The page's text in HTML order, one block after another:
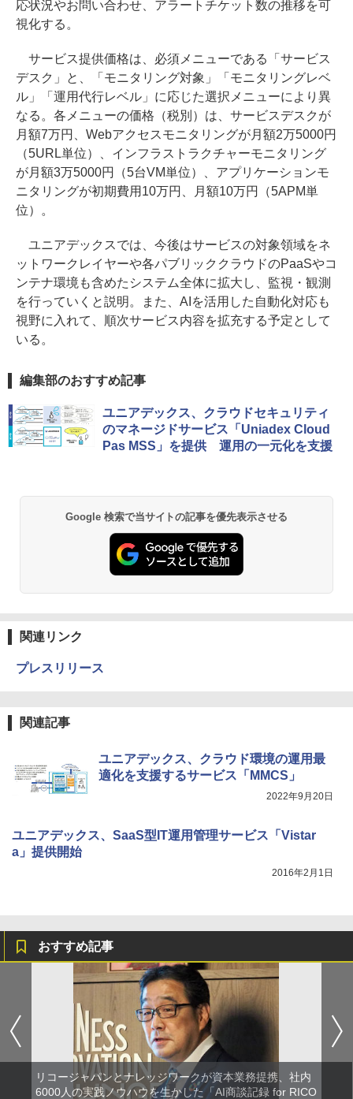
応状況やお問い合わせ、アラートチケット数の推移を可
視化する。
サービス提供価格は、必須メニューである「サービス
デスク」と、「モニタリング対象」「モニタリングレベ
ル」「運用代行レベル」に応じた選択メニューにより異
なる。各メニューの価格（税別）は、サービスデスクが
月額7万円、Webアクセスモニタリングが月額2万5000円
（5URL単位）、インフラストラクチャーモニタリング
が月額3万5000円（5台VM単位）、アプリケーションモ
ニタリングが初期費用10万円、月額10万円（5APM単
位）。
ユニアデックスでは、今後はサービスの対象領域をネ
ットワークレイヤーや各パブリッククラウドのPaaSやコ
ンテナ環境も含めたシステム全体に拡大し、監視・観測
を行っていくと説明。また、AIを活用した自動化対応も
視野に入れて、順次サービス内容を拡充する予定として
いる。
編集部のおすすめ記事
ユニアデックス、クラウドセキュリティ
のマネージドサービス「Uniadex Cloud
Pas MSS」を提供 運用の一元化を支援
Google 検索で当サイトの記事を優先表示させる
関連リンク
プレスリリース
関連記事
ユニアデックス、クラウド環境の運用最
適化を支援するサービス「MMCS」
2022年9月20日
ユニアデックス、SaaS型IT運用管理サービス「Vistar
a」提供開始
2016年2月1日
おすすめ記事
リコージャパンとナレッジワークが資本業務提携、社内
6000人の実践ノウハウを生かした「AI商談記録 for RICO